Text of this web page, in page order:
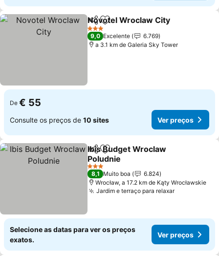
PartilharAdicionar aos favoritos
Novotel Wroclaw City
3 Estrelas
9,0 Excelente
6.769
a 3.1 km de Galeria Sky Tower
De € 55
Consulte os preços de 10 sites Ver preços
PartilharAdicionar aos favoritos
Ibis Budget Wroclaw
Poludnie
3 Estrelas
8,1 Muito boa
6.824
Wrocław, a 17.2 km de Kąty Wrocławskie
Jardim e terraço para relaxar
Selecione as datas para ver os preços
exatos.
Ver preços